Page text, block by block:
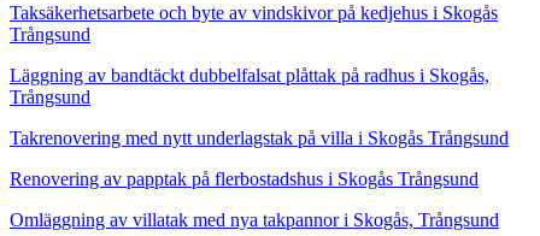
Taksäkerhetsarbete och byte av vindskivor på kedjehus i Skogås
Trångsund
Läggning av bandtäckt dubbelfalsat plåttak på radhus i Skogås,
Trångsund
Takrenovering med nytt underlagstak på villa i Skogås Trångsund
Renovering av papptak på flerbostadshus i Skogås Trångsund
Omläggning av villatak med nya takpannor i Skogås, Trångsund